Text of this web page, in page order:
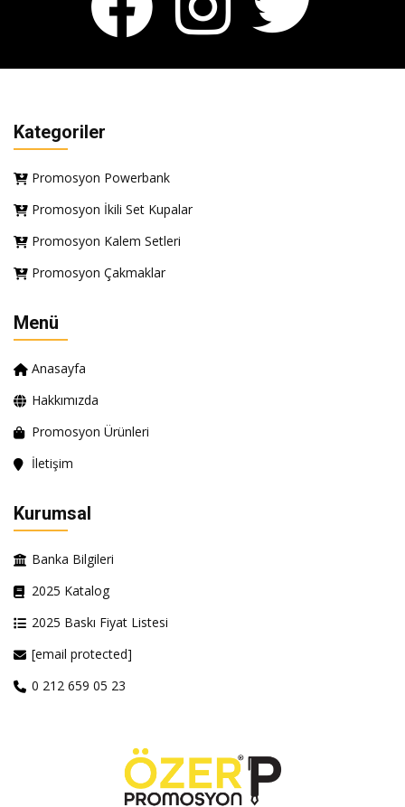
Kategoriler
Promosyon Powerbank
Promosyon İkili Set Kupalar
Promosyon Kalem Setleri
Promosyon Çakmaklar
Menü
Anasayfa
Hakkımızda
Promosyon Ürünleri
İletişim
Kurumsal
Banka Bilgileri
2025 Katalog
2025 Baskı Fiyat Listesi
[email protected]
0 212 659 05 23